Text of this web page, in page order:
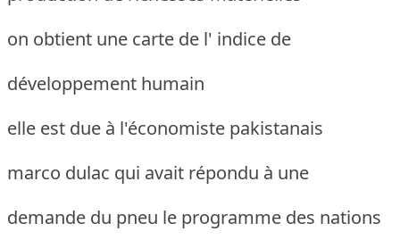
on obtient une carte de l' indice de
développement humain
elle est due à l'économiste pakistanais
marco dulac qui avait répondu à une
demande du pneu le programme des nations